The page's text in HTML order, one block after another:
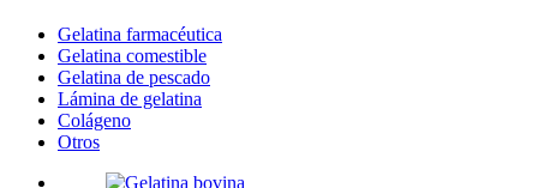
Gelatina farmacéutica
Gelatina comestible
Gelatina de pescado
Lámina de gelatina
Colágeno
Otros